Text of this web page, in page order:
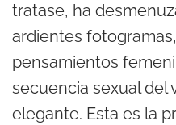
tratase, ha
ardientes
pensamientos
secuencia sexual del
elegante. Esta es la